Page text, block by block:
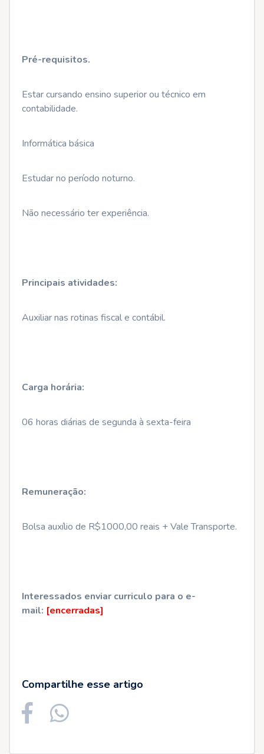
Pré-requisitos.
Estar cursando ensino superior ou técnico em
contabilidade.
Informática básica
Estudar no período noturno.
Não necessário ter experiência.
Principais atividades:
Auxiliar nas rotinas fiscal e contábil.
Carga horária:
06 horas diárias de segunda à sexta-feira
Remuneração:
Bolsa auxílio de R$1000,00 reais + Vale Transporte.
Interessados enviar curriculo para o e-
mail: [encerradas]
Compartilhe esse artigo